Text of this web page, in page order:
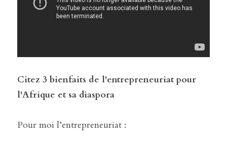
Citez 3 bienfaits de l'entrepreneuriat pour
l'Afrique et sa diaspora
Pour moi l’entrepreneuriat :